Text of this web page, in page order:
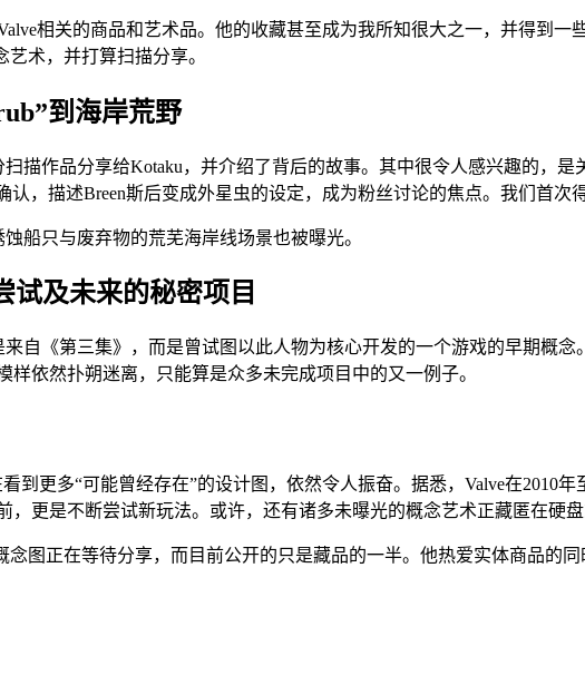
相关的商品和艺术品。他的收藏甚至成为我所知很大之一，并得到
术，并打算扫描分享。
到海岸荒野
描作品分享给Kotaku，并介绍了背后的故事。其中很令人感兴趣的，
，描述Breen斯后变成外星虫的设定，成为粉丝讨论的焦点。我们首次得
船只与废弃物的荒芜海岸线场景也被曝光。
试及未来的秘密项目
自《第三集》，而是曾试图以此人物为核心开发的一个游戏的早期概念
依然扑朔迷离，只能算是众多未完成项目中的又一例子。
到更多“可能曾经存在”的设计图，依然令人振奋。据悉，Valve在2010
更是不断尝试新玩法。或许，还有诸多未曝光的概念艺术正藏匿在硬盘
图正在等待分享，而目前公开的只是藏品的一半。他热爱实体商品的